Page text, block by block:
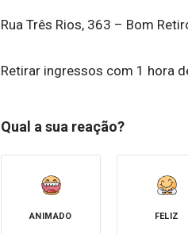
Rua Três Rios, 363 – Bom
Retirar ingressos com 1 hora
Qual a sua reação?
ANIMADO FELIZ